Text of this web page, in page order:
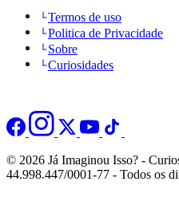
Termos de uso
Politica de Privacidade
Sobre
Curiosidades
© 2026 Já Imaginou Isso? -
44.998.447/0001-77 - Todos os